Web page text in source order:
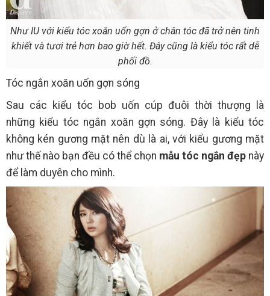
Như IU với kiểu tóc xoăn uốn gợn ở chân tóc đã trở nên tinh
khiết và tươi trẻ hơn bao giờ hết. Đây cũng là kiểu tóc rất dễ
phối đồ.
Tóc ngắn xoăn uốn gợn sóng
Sau các kiểu tóc bob uốn cúp đuôi thời thượng là
những kiểu tóc ngắn xoăn gợn sóng. Đây là kiểu tóc
không kén gương mặt nên dù là ai, với kiểu gương mặt
như thế nào bạn đều có thể chọn mẫu tóc ngắn đẹp này
để làm duyên cho mình.